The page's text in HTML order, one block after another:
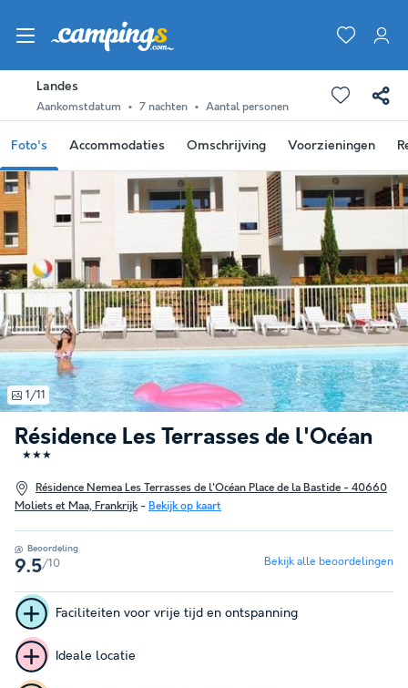
Landes
Aankomstdatum 7 nachten Aantal personen
Foto's Accommodaties Omschrijving Voorzieningen
Résidence Les Terrasses de l'Océan
★★★
Résidence Nemea Les Terrasses de l'Océan Place de la Bastide - 40660
Moliets et Maa, Frankrijk- Bekijk op kaart
1/11
Beoordeling
9.5/10 Bekijk alle beoordelingen
Faciliteiten voor vrije tijd en ontspanning
Ideale locatie